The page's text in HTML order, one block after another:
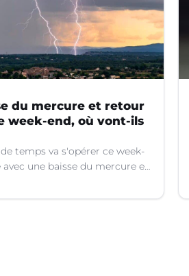
du mercure et retour
week-end, où vont-ils
temps va s'opérer ce week-
une baisse du mercure et
dans certains départements.